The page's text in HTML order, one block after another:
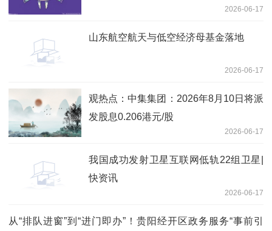
2026-06-17
山东航空航天与低空经济母基金落地
2026-06-17
观热点：中集集团：2026年8月10日将派
发股息0.206港元/股
2026-06-17
我国成功发射卫星互联网低轨22组卫星|
快资讯
2026-06-17
从“排队进窗”到“进门即办”！贵阳经开区政务服务“事前引